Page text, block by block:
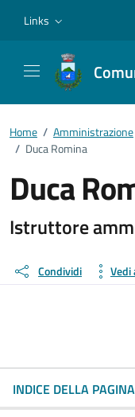
Links
Home / Amministrazione
/ Duca Romina
Duca
Dettagli
Istruttore
Condividi Vedi
INDICE DELLA PAGINA